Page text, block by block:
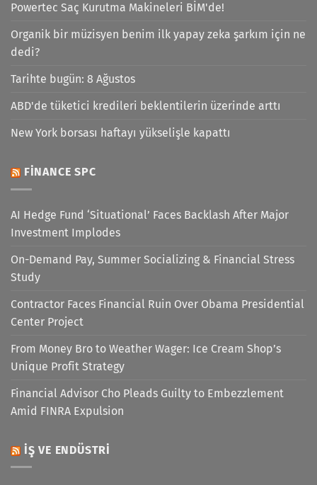
Powertec Saç Kurutma Makineleri BİM'de!
Organik bir müzisyen benim ilk yapay zeka şarkım için ne
dedi?
Tarihte bugün: 8 Ağustos
ABD'de tüketici kredileri beklentilerin üzerinde arttı
New York borsası haftayı yükselişle kapattı
FINANCE SPC
AI Hedge Fund ‘Situational’ Faces Backlash After Major
Investment Implodes
On-Demand Pay, Summer Socializing & Financial Stress
Study
Contractor Faces Financial Ruin Over Obama Presidential
Center Project
From Money Bro to Weather Wager: Ice Cream Shop’s
Unique Profit Strategy
Financial Advisor Cho Pleads Guilty to Embezzlement
Amid FINRA Expulsion
İŞ VE ENDÜSTRI